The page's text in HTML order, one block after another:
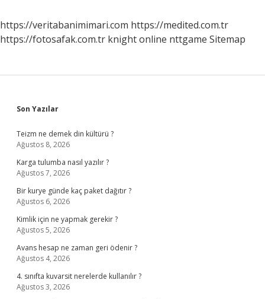
https://veritabanimimari.com https://medited.com.tr
https://fotosafak.com.tr knight online nttgame Sitemap
Sidebar
Son Yazılar
Teizm ne demek din kültürü ?
Ağustos 8, 2026
Karga tulumba nasıl yazılır ?
Ağustos 7, 2026
Bir kurye günde kaç paket dağıtır ?
Ağustos 6, 2026
Kimlik için ne yapmak gerekir ?
Ağustos 5, 2026
Avans hesap ne zaman geri ödenir ?
Ağustos 4, 2026
4. sınıfta kuvarsit nerelerde kullanılır ?
Ağustos 3, 2026